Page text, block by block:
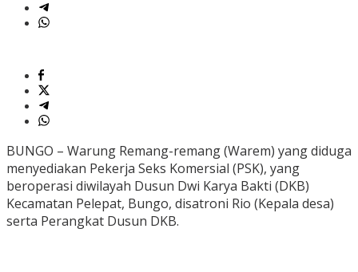
BUNGO – Warung Remang-remang (Warem) yang diduga
menyediakan Pekerja Seks Komersial (PSK), yang
beroperasi diwilayah Dusun Dwi Karya Bakti (DKB)
Kecamatan Pelepat, Bungo, disatroni Rio (Kepala desa)
serta Perangkat Dusun DKB.